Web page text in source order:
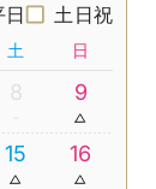
日 土日祝
土 日
8 9
15 16